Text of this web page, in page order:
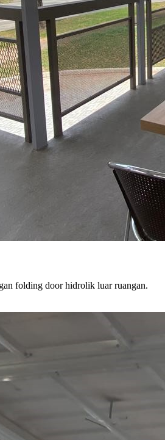
folding door hidrolik luar ruangan.